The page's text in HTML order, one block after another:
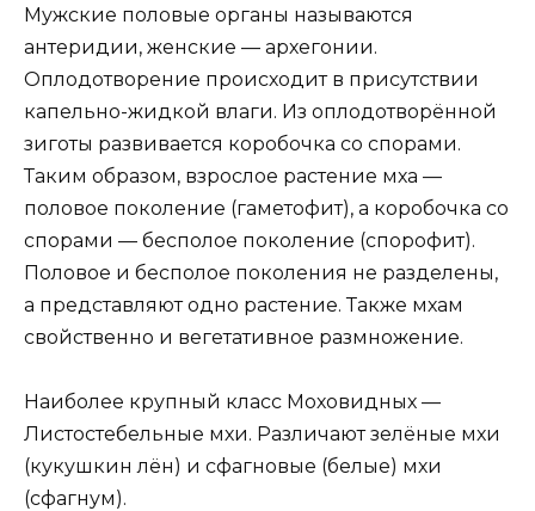
Мужские половые органы называются
антеридии, женские — архегонии.
Оплодотворение происходит в присутствии
капельно-жидкой влаги. Из оплодотворённой
зиготы развивается коробочка со спорами.
Таким образом, взрослое растение мха —
половое поколение (гаметофит), а коробочка со
спорами — бесполое поколение (спорофит).
Половое и бесполое поколения не разделены,
а представляют одно растение. Также мхам
свойственно и вегетативное размножение.
Наиболее крупный класс Моховидных —
Листостебельные мхи. Различают зелёные мхи
(кукушкин лён) и сфагновые (белые) мхи
(сфагнум).